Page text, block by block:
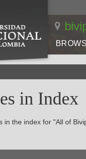
in Index
in the index for "All of